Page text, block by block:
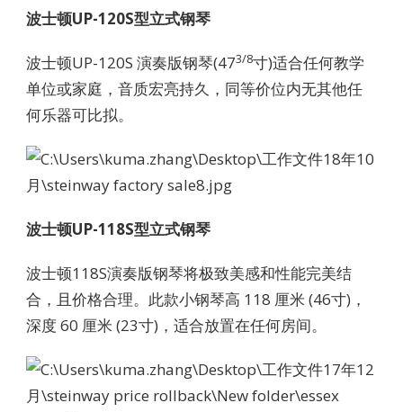
波士顿UP-120S型立式钢琴
波士顿UP-120S 演奏版钢琴(473/8寸)适合任何教学
单位或家庭，音质宏亮持久，同等价位内无其他任
何乐器可比拟。
波士顿UP-118S型立式钢琴
波士顿118S演奏版钢琴将极致美感和性能完美结
合，且价格合理。此款小钢琴高 118 厘米 (46寸)，
深度 60 厘米 (23寸)，适合放置在任何房间。